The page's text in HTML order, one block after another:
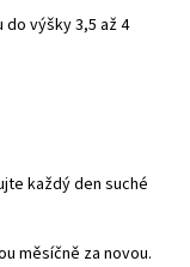
výšky 3,5 až 4
každý den suché
měsíčně za novou.